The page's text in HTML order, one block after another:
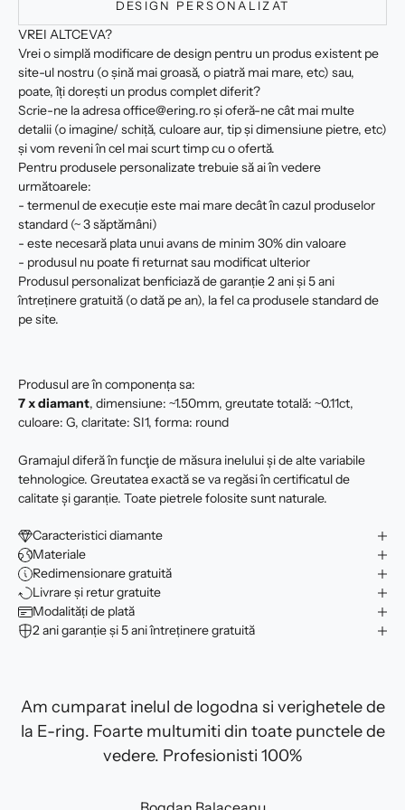
DESIGN PERSONALIZAT
VREI ALTCEVA?
Vrei o simplă modificare de design pentru un produs existent pe
site-ul nostru (o șină mai groasă, o piatră mai mare, etc) sau,
poate, îți dorești un produs complet diferit?
Scrie-ne la adresa office@ering.ro și oferă-ne cât mai multe
detalii (o imagine/ schiță, culoare aur, tip și dimensiune pietre, etc)
și vom reveni în cel mai scurt timp cu o ofertă.
Pentru produsele personalizate trebuie să ai în vedere
următoarele:
- termenul de execuție este mai mare decât în cazul produselor
standard (~ 3 săptămâni)
- este necesară plata unui avans de minim 30% din valoare
- produsul nu poate fi returnat sau modificat ulterior
Produsul personalizat benficiază de garanție 2 ani și 5 ani
întreținere gratuită (o dată pe an), la fel ca produsele standard de
pe site.
Produsul are în componența sa:
7 x diamant, dimensiune: ~1.50mm, greutate totală: ~0.11ct,
culoare: G, claritate: SI1, forma: round
Gramajul diferă în funcţie de măsura inelului şi de alte variabile
tehnologice. Greutatea exactă se va regăsi în certificatul de
calitate şi garanție. Toate pietrele folosite sunt naturale.
Caracteristici diamante
Materiale
Redimensionare gratuită
Livrare și retur gratuite
Modalități de plată
2 ani garanție și 5 ani întreținere gratuită
Am cumparat inelul de logodna si verighetele de
la E-ring. Foarte multumiti din toate punctele de
vedere. Profesionisti 100%